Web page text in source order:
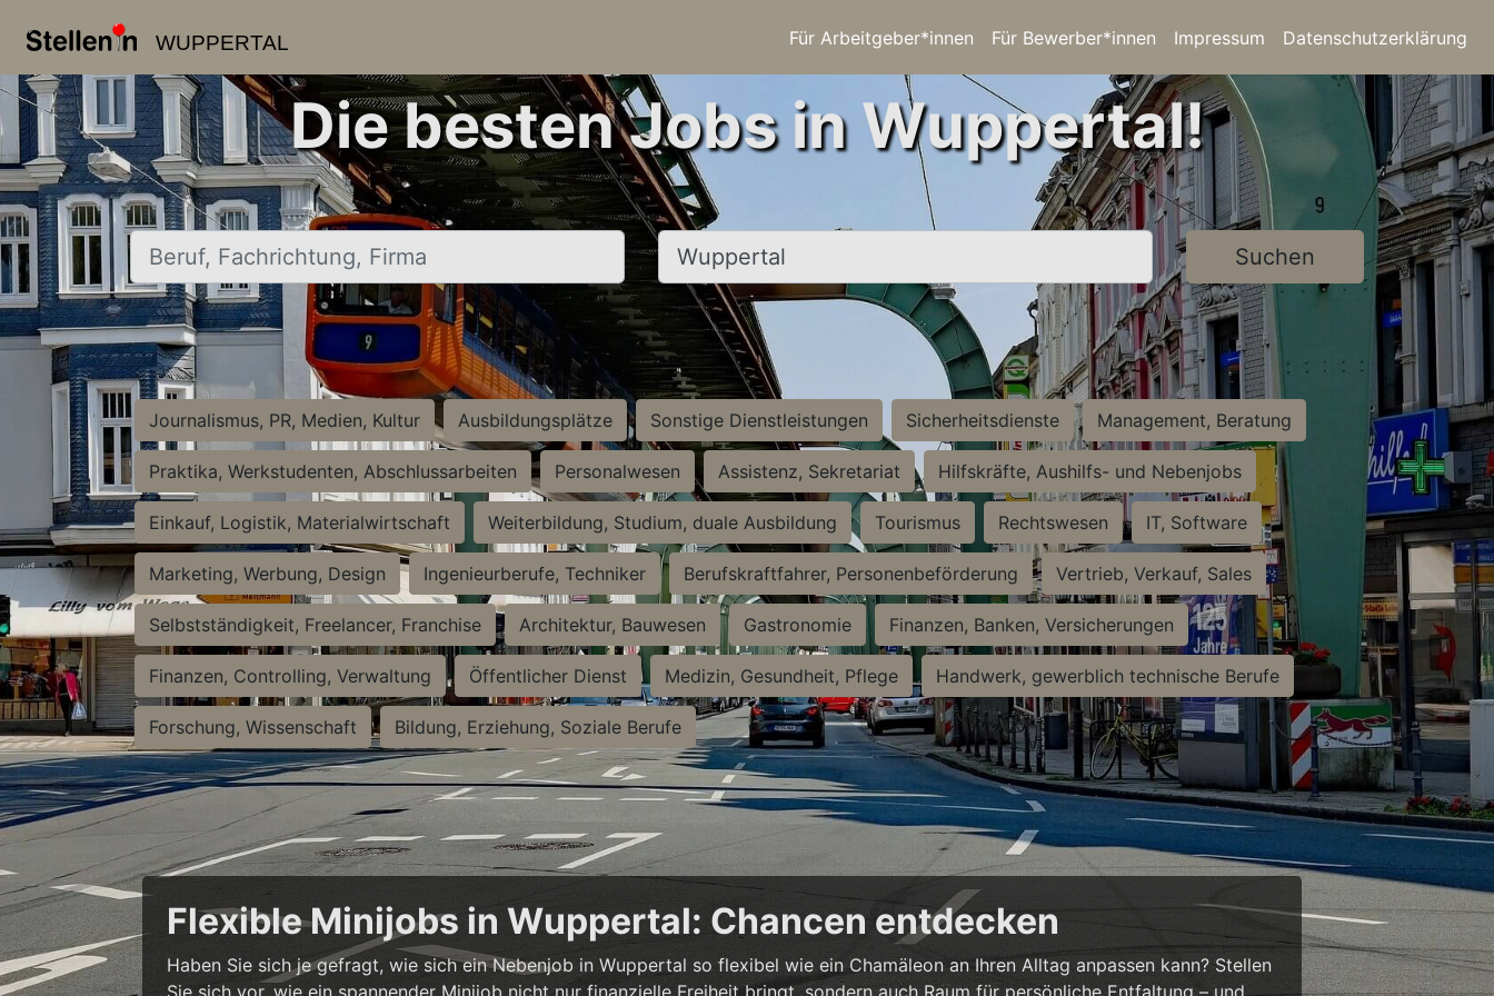
WUPPERTAL Für Arbeitgeber*innen Für Bewerber*innen Impressum Datenschutzerklärung
Die besten Jobs in Wuppertal!
Beruf, Fachrichtung, Firma Ort, Stadt Suchen
Journalismus, PR, Medien, Kultur Ausbildungsplätze Sonstige Dienstleistungen Sicherheitsdienste Management, Beratung
Praktika, Werkstudenten, Abschlussarbeiten Personalwesen Assistenz, Sekretariat Hilfskräfte, Aushilfs- und Nebenjobs
Einkauf, Logistik, Materialwirtschaft Weiterbildung, Studium, duale Ausbildung Tourismus Rechtswesen IT, Software
Marketing, Werbung, Design Ingenieurberufe, Techniker Berufskraftfahrer, Personenbeförderung Vertrieb, Verkauf, Sales
Selbstständigkeit, Freelancer, Franchise Architektur, Bauwesen Gastronomie Finanzen, Banken, Versicherungen
Finanzen, Controlling, Verwaltung Öffentlicher Dienst Medizin, Gesundheit, Pflege Handwerk, gewerblich technische Berufe
Forschung, Wissenschaft Bildung, Erziehung, Soziale Berufe
Flexible Minijobs in Wuppertal: Chancen entdecken
Haben Sie sich je gefragt, wie sich ein Nebenjob in Wuppertal so flexibel wie ein Chamäleon an Ihren Alltag anpassen kann? Stellen